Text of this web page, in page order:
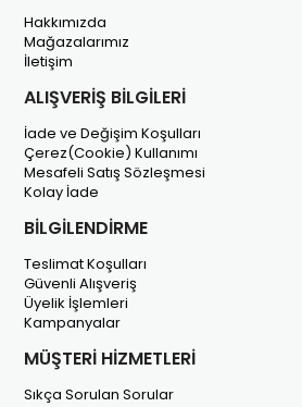
Hakkımızda
Mağazalarımız
İletişim
ALIŞVERİŞ BİLGİLERİ
İade ve Değişim Koşulları
Çerez(Cookie) Kullanımı
Mesafeli Satış Sözleşmesi
Kolay İade
BİLGİLENDİRME
Teslimat Koşulları
Güvenli Alışveriş
Üyelik İşlemleri
Kampanyalar
MÜŞTERİ HİZMETLERİ
Sıkça Sorulan Sorular